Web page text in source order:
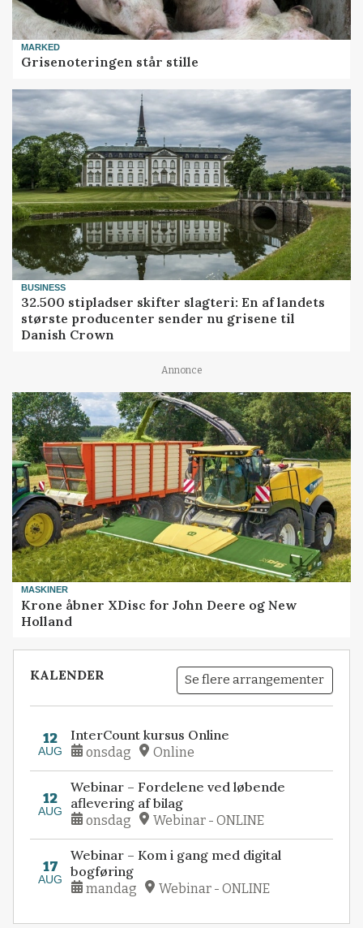
MARKED
Grisenoteringen står stille
BUSINESS
32.500 stipladser skifter slagteri: En af landets
største producenter sender nu grisene til
Danish Crown
Annonce
MASKINER
Krone åbner XDisc for John Deere og New
Holland
KALENDER Se flere arrangementer
12
AUG
InterCount kursus Online
onsdag Online
12
AUG
Webinar – Fordelene ved løbende
aflevering af bilag
onsdag Webinar - ONLINE
17
AUG
Webinar – Kom i gang med digital
bogføring
mandag Webinar - ONLINE